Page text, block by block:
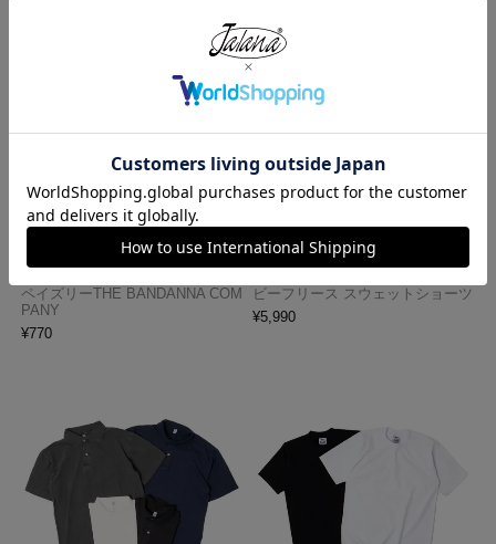
ハバハンク HAV-A-HANK バンダ
ペイズリーTHE BANDANNA COM
PANY
¥770
ロサンゼルスアパレル LOSANGE
ビーフリース スウェットショーツ
¥5,990